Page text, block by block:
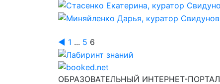
◄ 1 ... 5 6
Лабиринт знаний
ОБРАЗОВАТЕЛЬНЫЙ ИНТЕРНЕТ-ПОРТАЛ